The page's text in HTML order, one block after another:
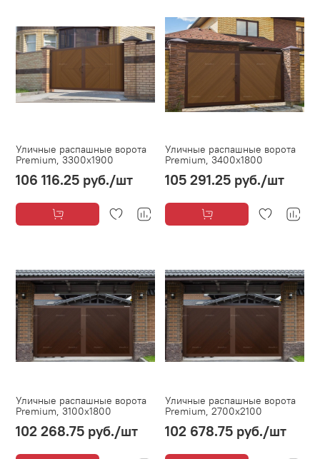
Уличные распашные ворота
Premium, 3300х1900
106 116.25 руб./шт
Уличные распашные ворота
Premium, 3400х1800
105 291.25 руб./шт
Уличные распашные ворота
Premium, 3100х1800
102 268.75 руб./шт
Уличные распашные ворота
Premium, 2700х2100
102 678.75 руб./шт